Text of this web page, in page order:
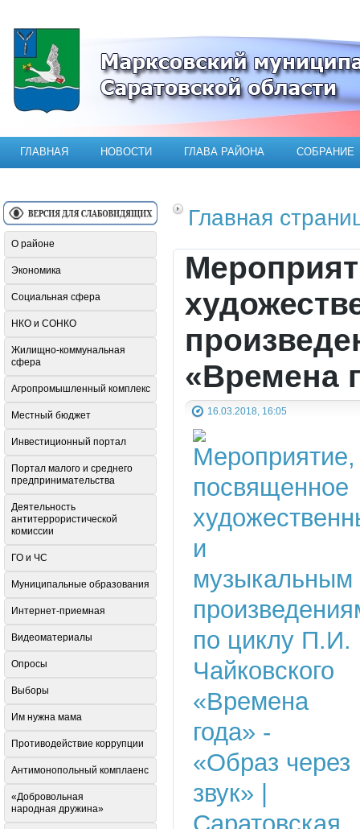
Официальный сайт Марксовского
ГЛАВНАЯ НОВОСТИ ГЛАВА РАЙОНА СОБРАНИЕ
Главная
«Времена
16.03.2018, 16:05
О районе
Экономика
Социальная сфера
НКО и СОНКО
Жилищно-коммунальная
сфера
Агропромышленный комплекс
Местный бюджет
Инвестиционный портал
Портал малого и среднего
предпринимательства
Деятельность
антитеррористической
комиссии
ГО и ЧС
Муниципальные образования
Интернет-приемная
Видеоматериалы
Опросы
Выборы
Им нужна мама
Противодействие коррупции
Антимонопольный комплаенс
«Добровольная
народная дружина»